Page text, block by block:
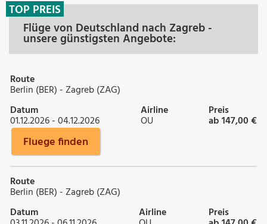
Flüge von Deutschland nach Zagreb -
unsere günstigsten Angebote:
TOP PREIS
Route
Berlin (BER) - Zagreb (ZAG)
Datum
01.12.2026 - 04.12.2026
Airline
OU
Preis
ab 147,00 €
Fluege finden
Route
Berlin (BER) - Zagreb (ZAG)
Datum
Airline Preis